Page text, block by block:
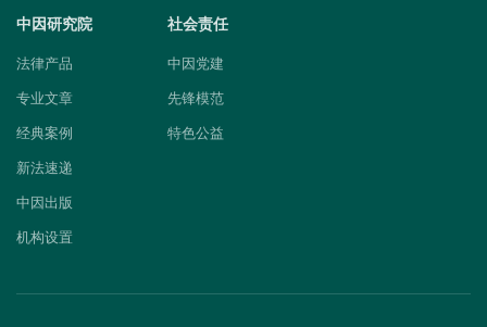
中因研究院
法律产品
专业文章
经典案例
新法速递
中因出版
机构设置
社会责任
中因党建
先锋模范
特色公益